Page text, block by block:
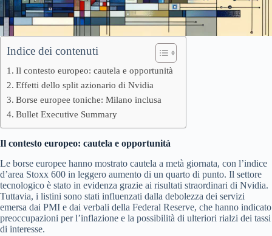
Indice dei contenuti
Il contesto europeo: cautela e opportunità
Effetti dello split azionario di Nvidia
Borse europee toniche: Milano inclusa
Bullet Executive Summary
Il contesto europeo: cautela e opportunità
Le borse europee hanno mostrato cautela a metà giornata, con l’indice
d’area Stoxx 600 in leggero aumento di un quarto di punto. Il settore
tecnologico è stato in evidenza grazie ai risultati straordinari di Nvidia.
Tuttavia, i listini sono stati influenzati dalla debolezza dei servizi
emersa dai PMI e dai verbali della Federal Reserve, che hanno indicato
preoccupazioni per l’inflazione e la possibilità di ulteriori rialzi dei tassi
di interesse.